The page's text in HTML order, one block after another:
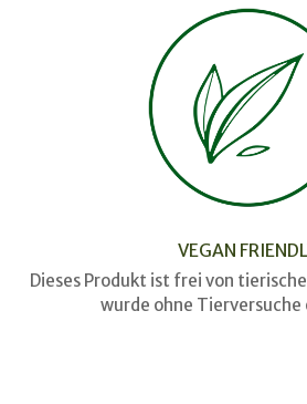
VEGAN
Dieses Produkt ist frei von
wurde ohne